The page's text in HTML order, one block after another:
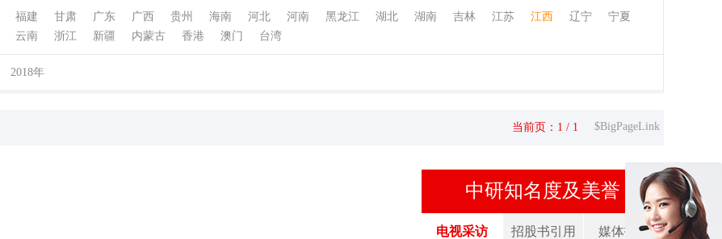
福建 甘肃 广东 广西 贵州 海南 河北 河南 黑龙江 湖北 湖南 吉林 江苏 江西 辽宁
宁夏
云南 浙江 新疆 内蒙古 香港 澳门 台湾
2018年
当前页：1 / 1 $BigPageLink
中研知名度及美誉
电视采访 招股书引用 媒体报道